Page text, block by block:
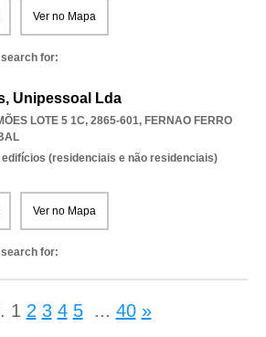
Ver no Mapa
for:
Unipessoal Lda
LOTE 5 1C, 2865-601, FERNAO FERRO
(residenciais e não residenciais)
Ver no Mapa
for:
1 2 3 4 5 ... 40 »